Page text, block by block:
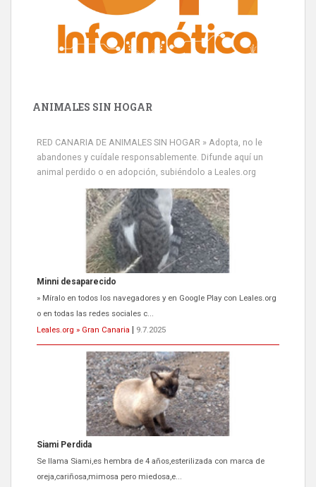
ANIMALES SIN HOGAR
RED CANARIA DE ANIMALES SIN HOGAR » Adopta, no le
abandones y cuídale responsablemente. Difunde aquí un
animal perdido o en adopción, subiéndolo a Leales.org
Minni desaparecido
» Míralo en todos los navegadores y en Google Play con Leales.org
o en todas las redes sociales c...
Leales.org » Gran Canaria
9.7.2025
Siami Perdida
Se llama Siami,es hembra de 4 años,esterilizada con marca de
oreja,cariñosa,mimosa pero miedosa,e...